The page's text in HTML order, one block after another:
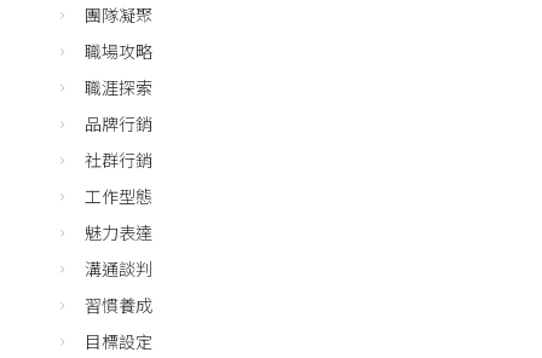
團隊凝聚
職場攻略
職涯探索
品牌行銷
社群行銷
工作型態
魅力表達
溝通談判
習慣養成
目標設定